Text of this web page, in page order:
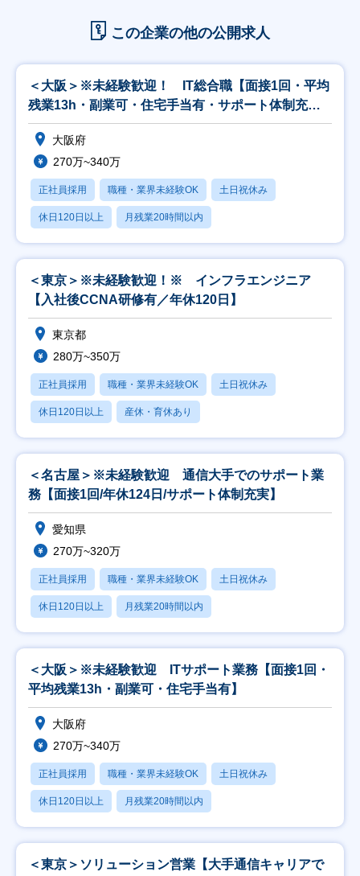
この企業の他の公開求人
＜大阪＞※未経験歓迎！ IT総合職【面接1回・平均
残業13h・副業可・住宅手当有・サポート体制充
実】
大阪府
270万~340万
正社員採用 職種・業界未経験OK 土日祝休み
休日120日以上 月残業20時間以内
＜東京＞※未経験歓迎！※ インフラエンジニア
【入社後CCNA研修有／年休120日】
東京都
280万~350万
正社員採用 職種・業界未経験OK 土日祝休み
休日120日以上 産休・育休あり
＜名古屋＞※未経験歓迎 通信大手でのサポート業
務【面接1回/年休124日/サポート体制充実】
愛知県
270万~320万
正社員採用 職種・業界未経験OK 土日祝休み
休日120日以上 月残業20時間以内
＜大阪＞※未経験歓迎 ITサポート業務【面接1回・
平均残業13h・副業可・住宅手当有】
大阪府
270万~340万
正社員採用 職種・業界未経験OK 土日祝休み
休日120日以上 月残業20時間以内
＜東京＞ソリューション営業【大手通信キャリアで